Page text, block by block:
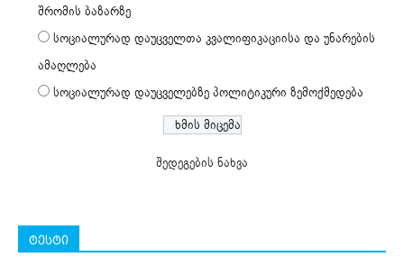
შრომის ბაზარზე
სოციალურად დაუცველთა კვალიფიკაციისა და უნარების
ამაღლება
სოციალურად დაუცველებზე პოლიტიკური ზემოქმედება
შედეგების ნახვა
ტესტი